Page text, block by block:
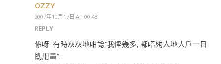
OZZY
2007年10月17日 AT 00:48
REPLY
係呀. 有時灰灰地咁諗”我慳幾多, 都唔夠人地大戶一日
既用量”.